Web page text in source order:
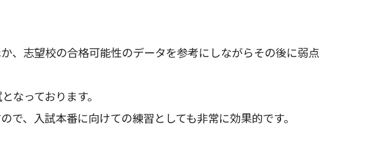
、志望校の合格可能性のデータを参考にしながらその後に弱点
なっております。
、入試本番に向けての練習としても非常に効果的です。